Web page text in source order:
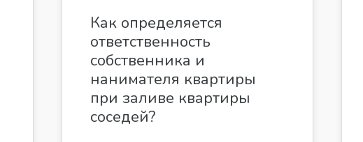
Как определяется
ответственность
собственника и
нанимателя квартиры
при заливе квартиры
соседей?